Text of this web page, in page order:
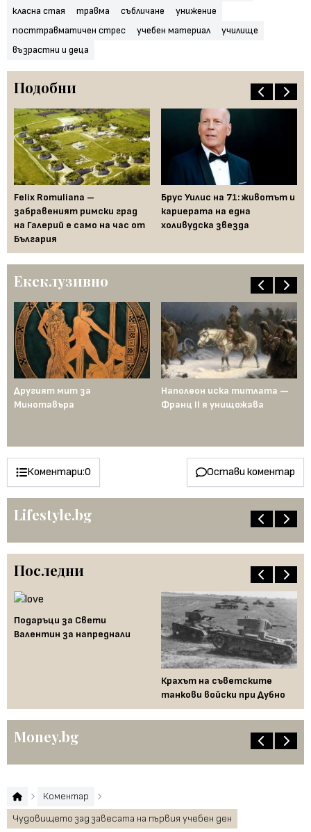
класна стая
травма събличане
унижение
посттравматичен стрес
учебен материал
училище
възрастни и деца
Подобни
Felix Romuliana –
забравеният римски град
на Галерий е само на час от
България
Брус Уилис на 71: животът и
кариерата на една
холивудска звезда
Ексклузивно
Другият мит за
Минотавъра
Наполеон иска титлата —
Франц II я унищожава
Коментари:0 Остави коментар
Lifestyle.bg
Последни
Подаръци за Свети
Валентин за напреднали
Крахът на съветските
танкови войски при Дубно
Money.bg
Коментар
Чудовището зад завесата на първия учебен ден